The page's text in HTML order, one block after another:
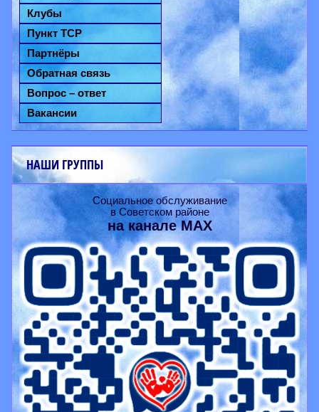
Клубы
Пункт ТСР
Партнёры
Обратная связь
Вопрос – ответ
Вакансии
НАШИ ГРУППЫ
Социальное обслуживание
в Советском районе
на каналеMAX